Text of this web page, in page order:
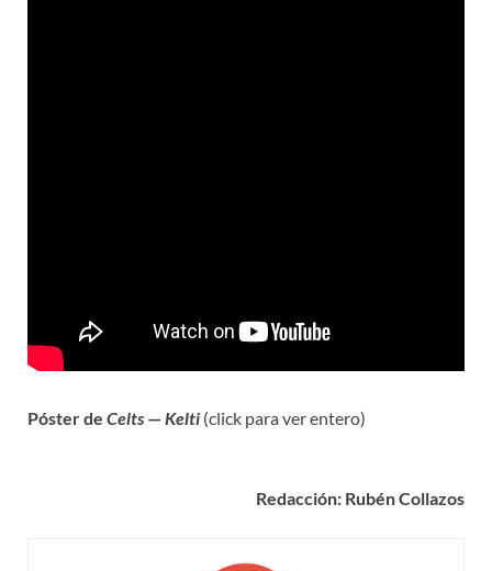
Póster de Celts —Kelti (click para ver entero)
Redacción: Rubén Collazos